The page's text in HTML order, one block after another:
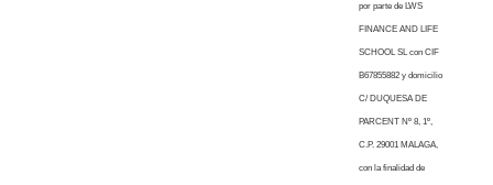
por parte de LWS
FINANCE AND LIFE
SCHOOL SL con CIF
B67855882 y domicilio
C/ DUQUESA DE
PARCENT Nº 8, 1º,
C.P. 29001 MALAGA,
con la finalidad de